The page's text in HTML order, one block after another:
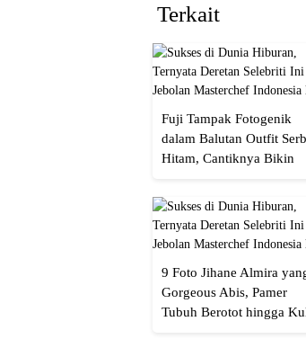
Terkait
Fuji Tampak Fotogenik
dalam Balutan Outfit
Hitam, Cantiknya Bikin
9 Foto Jihane Almira
Gorgeous Abis, Pamer
Tubuh Berotot hingga